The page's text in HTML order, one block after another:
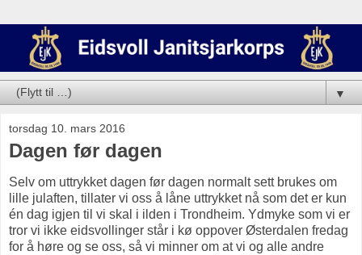
▼
torsdag 10. mars 2016
Dagen før dagen
Selv om uttrykket dagen før dagen normalt sett brukes om
lille julaften, tillater vi oss å låne uttrykket nå som det er kun
én dag igjen til vi skal i ilden i Trondheim. Ydmyke som vi er
tror vi ikke eidsvollinger står i kø oppover Østerdalen fredag
for å høre og se oss, så vi minner om at vi og alle andre